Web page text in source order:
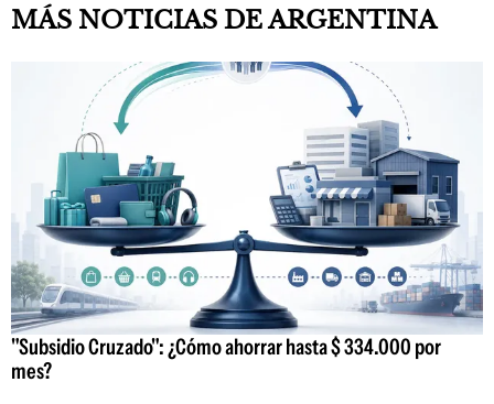
MÁS NOTICIAS DE ARGENTINA
"Subsidio Cruzado": ¿Cómo ahorrar hasta $ 334.000 por
mes?